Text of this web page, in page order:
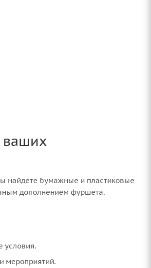
ваших
найдете бумажные и пластиковые
дополнением фуршета.
условия.
мероприятий.